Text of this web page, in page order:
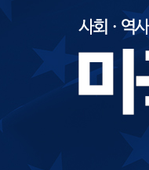
Unit 10 The Three Branches
Theme: Laws and Rules
Unit 11 Laws and Rules
Unit 12 The Jury System
Wrap-Up Test 1